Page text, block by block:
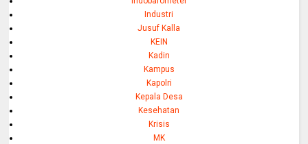
Industri
Jusuf Kalla
KEIN
Kadin
Kampus
Kapolri
Kepala Desa
Kesehatan
Krisis
MK